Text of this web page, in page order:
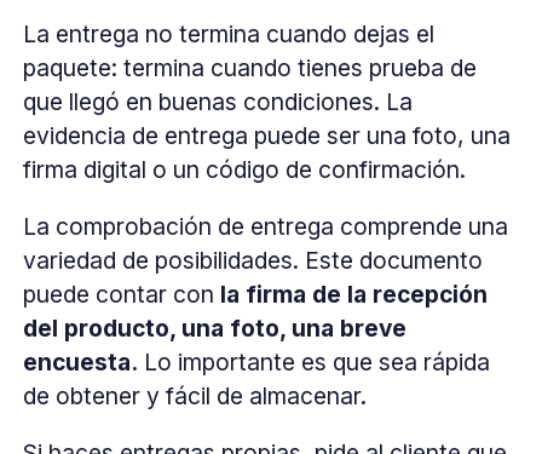
La entrega no termina cuando dejas el
paquete: termina cuando tienes prueba de
que llegó en buenas condiciones. La
evidencia de entrega puede ser una foto, una
firma digital o un código de confirmación.
La comprobación de entrega comprende una
variedad de posibilidades. Este documento
puede contar con la firma de la recepción
del producto, una foto, una breve
encuesta. Lo importante es que sea rápida
de obtener y fácil de almacenar.